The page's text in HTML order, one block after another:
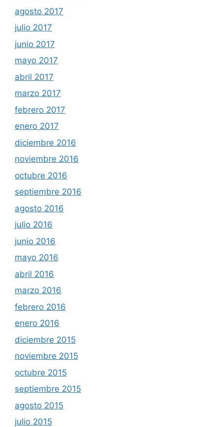
agosto 2017
julio 2017
junio 2017
mayo 2017
abril 2017
marzo 2017
febrero 2017
enero 2017
diciembre 2016
noviembre 2016
octubre 2016
septiembre 2016
agosto 2016
julio 2016
junio 2016
mayo 2016
abril 2016
marzo 2016
febrero 2016
enero 2016
diciembre 2015
noviembre 2015
octubre 2015
septiembre 2015
agosto 2015
julio 2015